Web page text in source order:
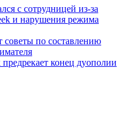
с сотрудницей из-за
и нарушения режима
советы по составлению
конец дуополии